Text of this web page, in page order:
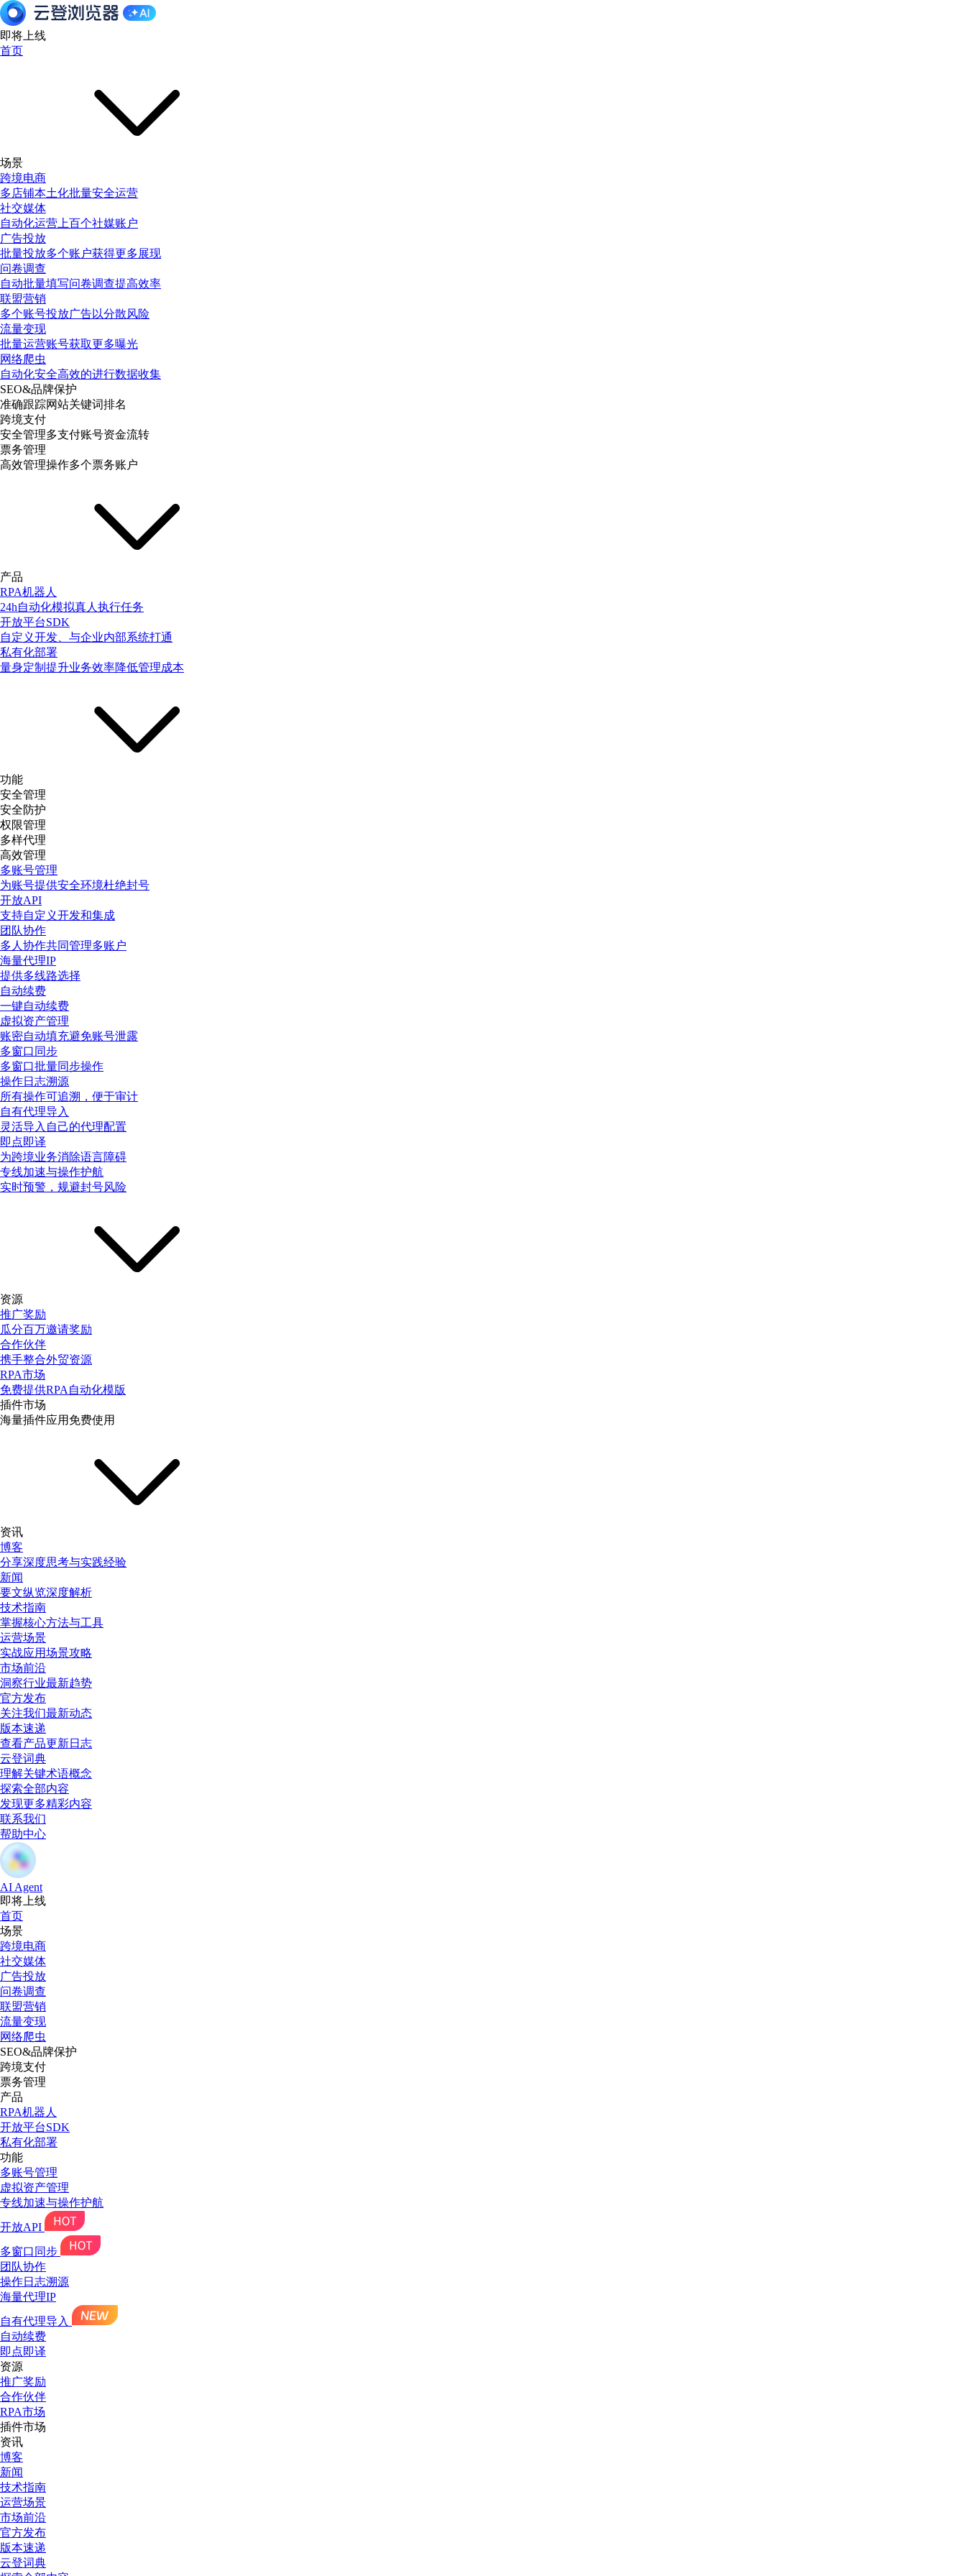
即将上线
首页
场景
跨境电商
多店铺本土化批量安全运营
社交媒体
自动化运营上百个社媒账户
广告投放
批量投放多个账户获得更多展现
问卷调查
自动批量填写问卷调查提高效率
联盟营销
多个账号投放广告以分散风险
流量变现
批量运营账号获取更多曝光
网络爬虫
自动化安全高效的进行数据收集
SEO&品牌保护
准确跟踪网站关键词排名
跨境支付
安全管理多支付账号资金流转
票务管理
高效管理操作多个票务账户
产品
RPA机器人
24h自动化模拟真人执行任务
开放平台SDK
自定义开发、与企业内部系统打通
私有化部署
量身定制提升业务效率降低管理成本
功能
安全管理
安全防护
权限管理
多样代理
高效管理
多账号管理
为账号提供安全环境杜绝封号
开放API
支持自定义开发和集成
团队协作
多人协作共同管理多账户
海量代理IP
提供多线路选择
自动续费
一键自动续费
虚拟资产管理
账密自动填充避免账号泄露
多窗口同步
多窗口批量同步操作
操作日志溯源
所有操作可追溯，便于审计
自有代理导入
灵活导入自己的代理配置
即点即译
为跨境业务消除语言障碍
专线加速与操作护航
实时预警，规避封号风险
资源
推广奖励
瓜分百万邀请奖励
合作伙伴
携手整合外贸资源
RPA市场
免费提供RPA自动化模版
插件市场
海量插件应用免费使用
资讯
博客
分享深度思考与实践经验
新闻
要文纵览深度解析
技术指南
掌握核心方法与工具
运营场景
实战应用场景攻略
市场前沿
洞察行业最新趋势
官方发布
关注我们最新动态
版本速递
查看产品更新日志
云登词典
理解关键术语概念
探索全部内容
发现更多精彩内容
联系我们
帮助中心
AI Agent
即将上线
首页
场景
跨境电商
社交媒体
广告投放
问卷调查
联盟营销
流量变现
网络爬虫
SEO&品牌保护
跨境支付
票务管理
产品
RPA机器人
开放平台SDK
私有化部署
功能
多账号管理
虚拟资产管理
专线加速与操作护航
开放API
多窗口同步
团队协作
操作日志溯源
海量代理IP
自有代理导入
自动续费
即点即译
资源
推广奖励
合作伙伴
RPA市场
插件市场
资讯
博客
新闻
技术指南
运营场景
市场前沿
官方发布
版本速递
云登词典